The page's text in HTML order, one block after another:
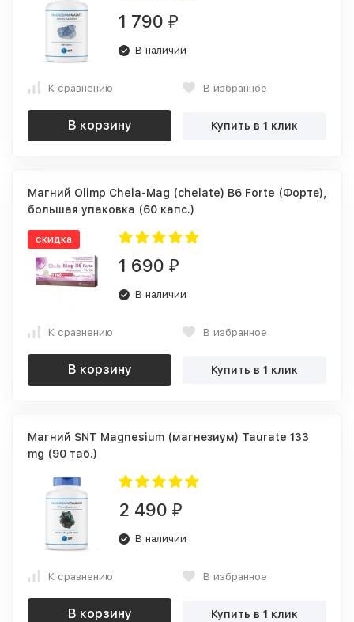
1 790 ₽
В наличии
К сравнению В избранное
В корзину Купить в 1 клик
Магний Olimp Chela-Mag (chelate) B6 Forte (Форте),
большая упаковка (60 капс.)
скидка
1 690 ₽
В наличии
К сравнению В избранное
В корзину Купить в 1 клик
Магний SNT Magnesium (магнезиум) Taurate 133
mg (90 таб.)
2 490 ₽
В наличии
К сравнению В избранное
В корзину Купить в 1 клик